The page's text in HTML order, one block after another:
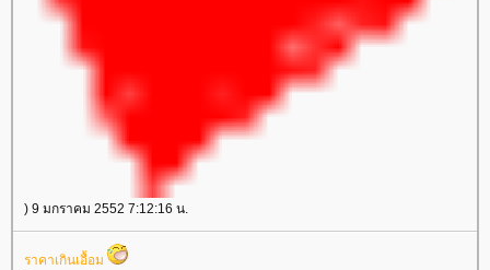
) 9 มกราคม 2552 7:12:16 น.
ราคาเกินเอื้อม